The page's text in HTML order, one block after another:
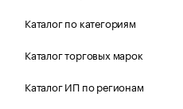
Каталог по категориям
Каталог торговых марок
Каталог ИП по регионам